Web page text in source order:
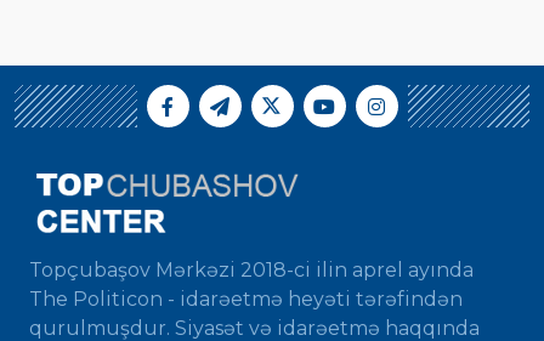
Topçubaşov Mərkəzi 2018-ci ilin aprel ayında
The Politicon - idarəetmə heyəti tərəfindən
qurulmuşdur. Siyasət və idarəetmə haqqında